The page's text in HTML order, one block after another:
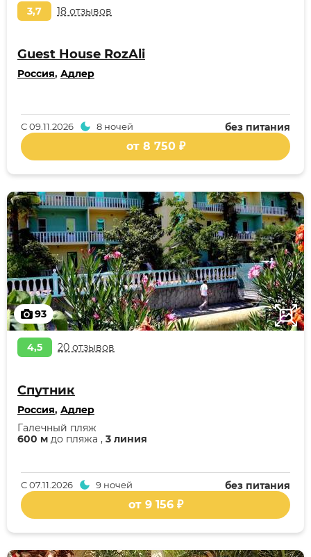
3,7 18 отзывов
Guest House RozAli
Россия, Адлер
без питания
С09.11.2026 8 ночей
от 8 750 ₽
93
4,5 20 отзывов
Спутник
Россия, Адлер
600 м до пляжа , 3 линия
Галечный пляж
без питания
С07.11.2026 9 ночей
от 9 156 ₽